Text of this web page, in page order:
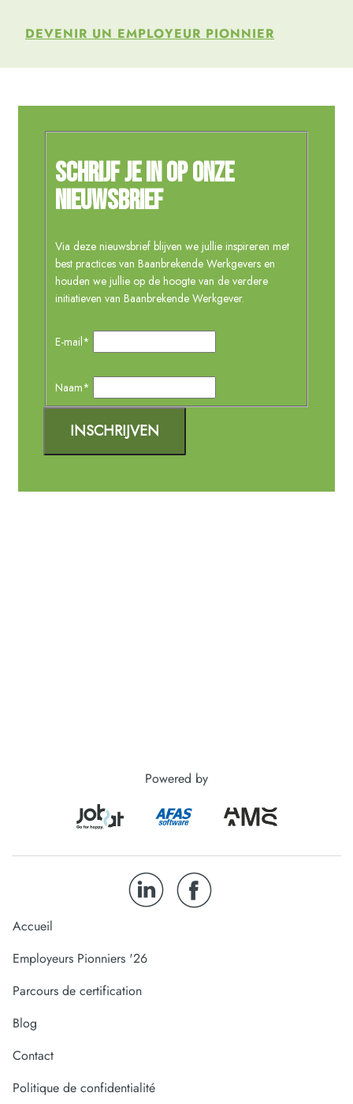
DEVENIR UN EMPLOYEUR PIONNIER
Powered by
Accueil
Employeurs Pionniers '26
Parcours de certification
Blog
Contact
Politique de confidentialité